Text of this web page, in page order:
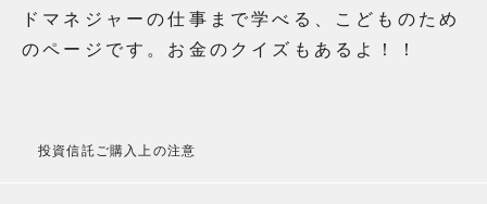
ドマネジャーの仕事まで学べる、こどものため
のページです。お金のクイズもあるよ！！
投資信託ご購入上の注意